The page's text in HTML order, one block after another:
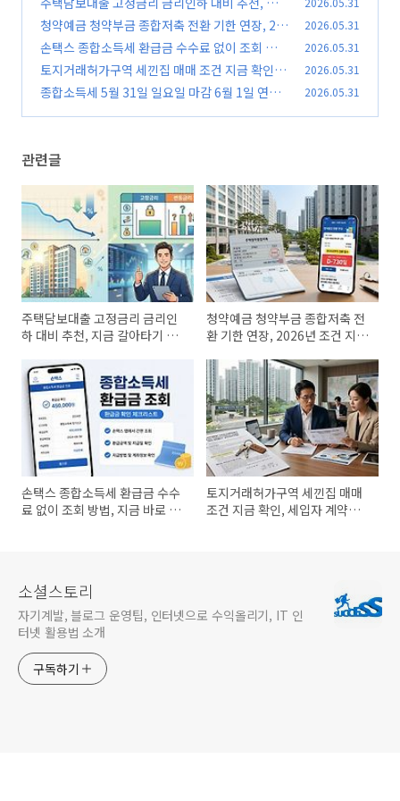
금 갈아타기 전 반드시 확인
(0)
청약예금 청약부금 종합저축 전환 기한 연장, 20
26년 조건 지금 바로 확인
(0)
2026.05.31
손택스 종합소득세 환급금 수수료 없이 조회 방
법, 지금 바로 확인
(0)
2026.05.31
토지거래허가구역 세낀집 매매 조건 지금 확인,
세입자 계약갱신 반드시 체크
(0)
2026.05.31
종합소득세 5월 31일 일요일 마감 6월 1일 연장,
2026.05.31
관련글
주택담보대출 고정금리 금리인
하 대비 추천, 지금 갈아타기 전
청약예금 청약부금 종합저축 전
환 기한 연장, 2026년 조건 지금
손택스 종합소득세 환급금 수수
료 없이 조회 방법, 지금 바로 확
토지거래허가구역 세낀집 매매
조건 지금 확인, 세입자 계약갱
소셜스토리
자기계발, 블로그 운영팁, 인터넷으로 수익올리기, IT 인
터넷 활용법 소개
구독하기